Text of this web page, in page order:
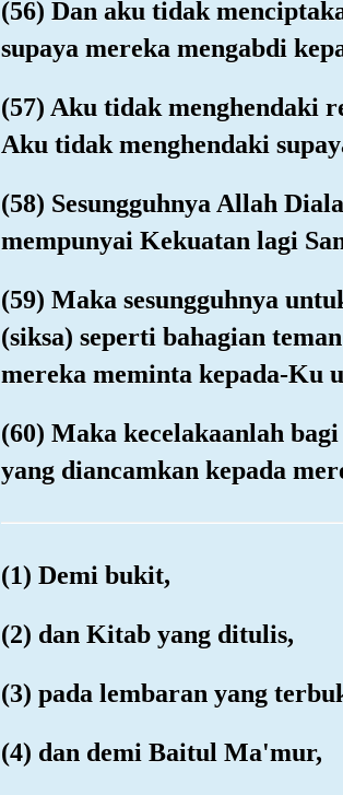
(56) Dan aku tidak
supaya mereka mengabdi
(57) Aku tidak menghendaki
Aku tidak menghendaki
(58) Sesungguhnya Allah
mempunyai Kekuatan lagi
(59) Maka sesungguhnya
(siksa) seperti bahagian
mereka meminta kepada-Ku
(60) Maka kecelakaanlah
yang diancamkan kepada
(1) Demi bukit,
(2) dan Kitab yang ditulis,
(3) pada lembaran yang
(4) dan demi Baitul Ma'mur,